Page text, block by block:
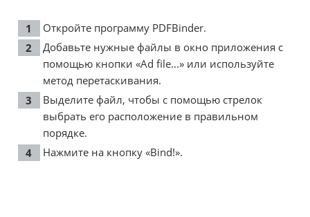
Откройте программу PDFBinder.
Добавьте нужные файлы в окно приложения с
помощью кнопки «Ad file…» или используйте
метод перетаскивания.
Выделите файл, чтобы с помощью стрелок
выбрать его расположение в правильном
порядке.
Нажмите на кнопку «Bind!».